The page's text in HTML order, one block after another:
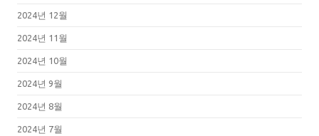
2024년 12월
2024년 11월
2024년 10월
2024년 9월
2024년 8월
2024년 7월